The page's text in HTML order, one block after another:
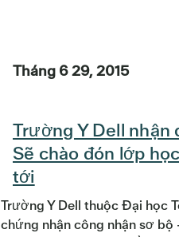
Tháng 6 29, 2015
Trường Y Dell
Sẽ chào đón lớp
tới
Trường Y Dell thuộc Đại học
chứng nhận công nhận sơ